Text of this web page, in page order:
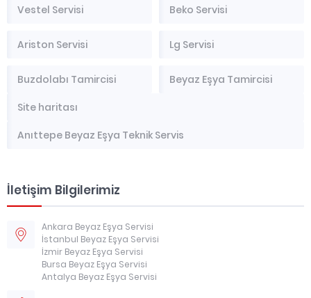
Vestel Servisi Beko Servisi
Ariston Servisi Lg Servisi
Buzdolabı Tamircisi
Beyaz Eşya Tamircisi
Site haritası
Anıttepe Beyaz Eşya Teknik Servis
İletişim Bilgilerimiz
Ankara Beyaz Eşya Servisi
İstanbul Beyaz Eşya Servisi
İzmir Beyaz Eşya Servisi
Bursa Beyaz Eşya Servisi
Antalya Beyaz Eşya Servisi